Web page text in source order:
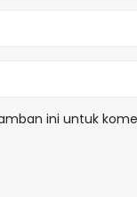
ini untuk